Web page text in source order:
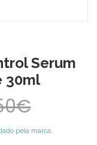
Serum
30ml
pela marca.